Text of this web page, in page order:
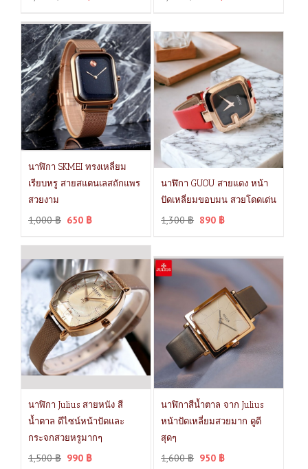
นาฬิกา SKMEI ทรงเหลี่ยม
เรียบหรู สายสแตนเลสถักแพร
สวยงาม
1,000฿ 650 ฿
นาฬิกา GUOU สายแดง หน้า
ปัดเหลี่ยมขอบมน สวยโดดเด่น
1,300฿ 890 ฿
นาฬิกา Julius สายหนัง สี
น้ำตาล ดีไซน์หน้าปัดและ
กระจกสวยหรูมากๆ
1,500฿ 990 ฿
นาฬิกาสีน้ำตาล จาก Julius
หน้าปัดเหลี่ยมสวยมาก ดูดี
สุดๆ
1,600฿ 950 ฿